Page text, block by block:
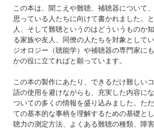
この本は、聞こえや難聴、補聴器について
思っている人たちに向けて書かれました。
人、そして難聴というのはどういうものか
る家族や友人、同僚の人たちを対象として
ジオロジー（聴能学）や補聴器の専門家に
かの役に立てればと願っています。
この本の製作にあたり、できるだけ難しい
語の使用を避けながらも、充実した内容に
ついての多くの情報を盛り込みました。た
ての基本的な事柄を理解するための基礎と
聴力の測定方法、よくある難聴の種類、障